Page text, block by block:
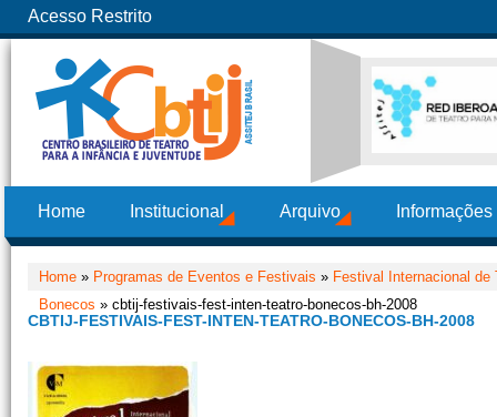
Acesso Restrito
Home Institucional Arquivo
Home » Programas de Eventos e Festivais » Festival Internacional
Bonecos » cbtij-festivais-fest-inten-teatro-bonecos-bh-2008
CBTIJ-FESTIVAIS-FEST-INTEN-TEATRO-BONECOS-BH-2008